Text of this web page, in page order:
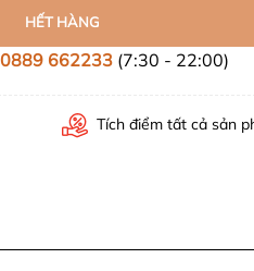
HẾT HÀNG
0889 662233(7:30 - 22:00)
Tích điểm tất cả sản